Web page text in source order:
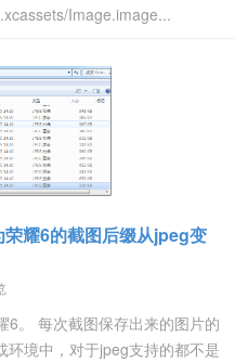
Image.image...
荣耀6的截图后缀从jpeg变
6。 每次截图保存出来的图片的
环境中，对于jpeg支持的都不是